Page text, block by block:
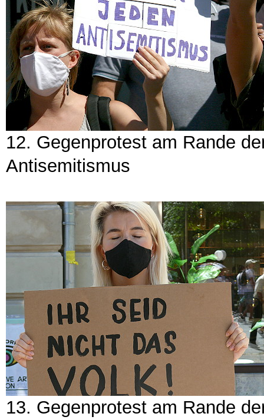
12. Gegenprotest am Rande
Antisemitismus
13. Gegenprotest am Rande